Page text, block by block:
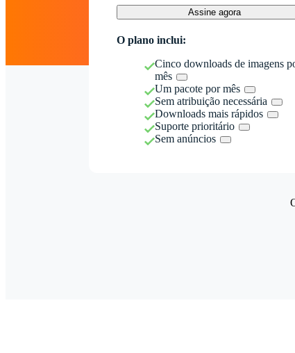
Assine agora
O plano inclui:
Cinco downloads de imagens
mês
Um pacote por mês
Sem atribuição necessária
Downloads mais rápidos
Suporte prioritário
Sem anúncios